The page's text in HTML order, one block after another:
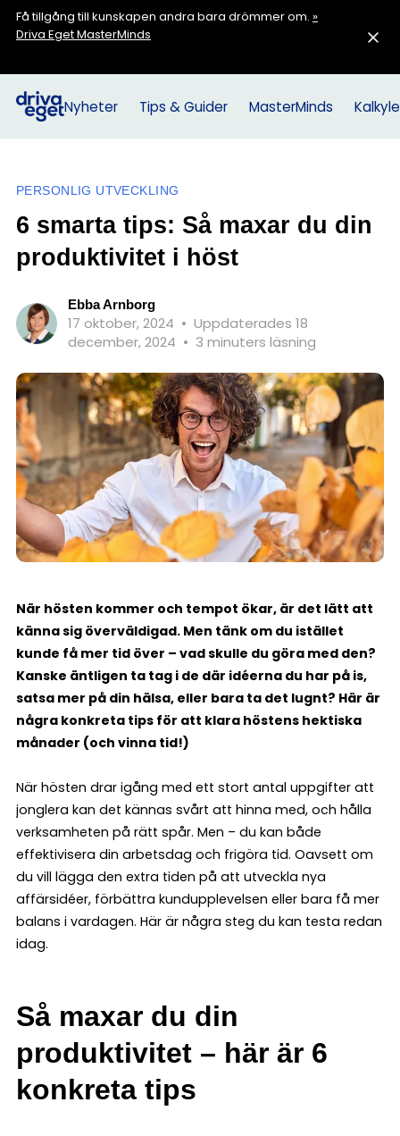
Få tillgång till kunskapen andra bara drömmer om. »
Driva Eget MasterMinds
Nyheter Tips & Guider MasterMinds
PERSONLIG UTVECKLING
6 smarta tips: Så maxar du din
produktivitet i höst
Ebba Arnborg
17 oktober, 2024 • Uppdaterades 18
december, 2024 • 3 minuters läsning
När hösten kommer och tempot ökar, är det lätt att
känna sig överväldigad. Men tänk om du istället
kunde få mer tid över – vad skulle du göra med den?
Kanske äntligen ta tag i de där idéerna du har på is,
satsa mer på din hälsa, eller bara ta det lugnt? Här är
några konkreta tips för att klara höstens hektiska
månader (och vinna tid!)
När hösten drar igång med ett stort antal uppgifter att
jonglera kan det kännas svårt att hinna med, och hålla
verksamheten på rätt spår. Men – du kan både
effektivisera din arbetsdag och frigöra tid. Oavsett om
du vill lägga den extra tiden på att utveckla nya
affärsidéer, förbättra kundupplevelsen eller bara få mer
balans i vardagen. Här är några steg du kan testa redan
idag.
Så maxar du din
produktivitet – här är 6
konkreta tips